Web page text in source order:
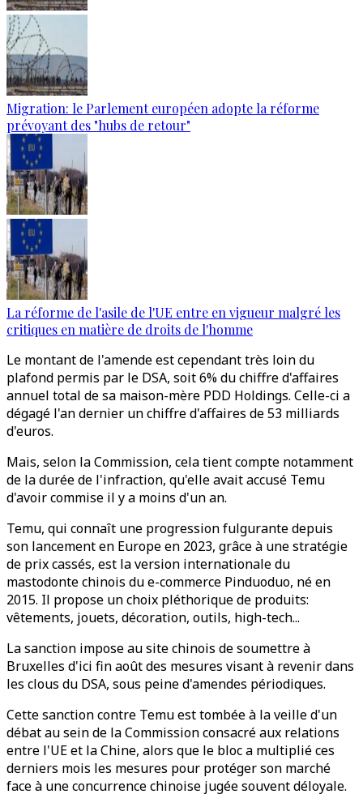
Migration: le Parlement européen adopte la réforme
prévoyant des "hubs de retour"
La réforme de l'asile de l'UE entre en vigueur malgré les
critiques en matière de droits de l'homme
Le montant de l'amende est cependant très loin du
plafond permis par le DSA, soit 6% du chiffre d'affaires
annuel total de sa maison-mère PDD Holdings. Celle-ci a
dégagé l'an dernier un chiffre d'affaires de 53 milliards
d'euros.
Mais, selon la Commission, cela tient compte notamment
de la durée de l'infraction, qu'elle avait accusé Temu
d'avoir commise il y a moins d'un an.
Temu, qui connaît une progression fulgurante depuis
son lancement en Europe en 2023, grâce à une stratégie
de prix cassés, est la version internationale du
mastodonte chinois du e-commerce Pinduoduo, né en
2015. Il propose un choix pléthorique de produits:
vêtements, jouets, décoration, outils, high-tech...
La sanction impose au site chinois de soumettre à
Bruxelles d'ici fin août des mesures visant à revenir dans
les clous du DSA, sous peine d'amendes périodiques.
Cette sanction contre Temu est tombée à la veille d'un
débat au sein de la Commission consacré aux relations
entre l'UE et la Chine, alors que le bloc a multiplié ces
derniers mois les mesures pour protéger son marché
face à une concurrence chinoise jugée souvent déloyale.